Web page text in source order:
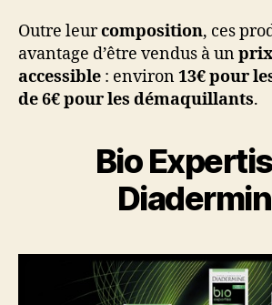
Outre leurcomposition, ces
avantage d’être vendus à un
accessible : environ13€ pour
de 6€ pour les démaquillants.
Bio